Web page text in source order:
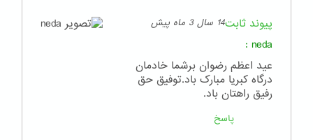
پیوند ثابت14 سال 3 ماه پیش
neda
:
عید اعظم رضوان برشما خادمان
درگاه کبریا مبارک باد.توفیق حق
رفیق راهتان باد.
پاسخ